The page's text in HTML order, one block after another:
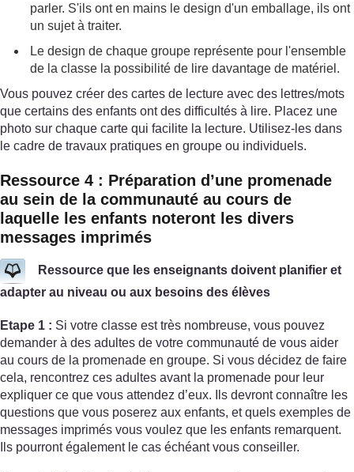
parler. S'ils ont en mains le design d'un emballage, ils ont
un sujet à traiter.
Le design de chaque groupe représente pour l'ensemble
de la classe la possibilité de lire davantage de matériel.
Vous pouvez créer des cartes de lecture avec des lettres/mots
que certains des enfants ont des difficultés à lire. Placez une
photo sur chaque carte qui facilite la lecture. Utilisez-les dans
le cadre de travaux pratiques en groupe ou individuels.
Ressource 4 : Préparation d’une promenade
au sein de la communauté au cours de
laquelle les enfants noteront les divers
messages imprimés
Ressource que les enseignants doivent planifier et
adapter au niveau ou aux besoins des élèves
Etape 1 : Si votre classe est très nombreuse, vous pouvez
demander à des adultes de votre communauté de vous aider
au cours de la promenade en groupe. Si vous décidez de faire
cela, rencontrez ces adultes avant la promenade pour leur
expliquer ce que vous attendez d’eux. Ils devront connaître les
questions que vous poserez aux enfants, et quels exemples de
messages imprimés vous voulez que les enfants remarquent.
Ils pourront également le cas échéant vous conseiller.